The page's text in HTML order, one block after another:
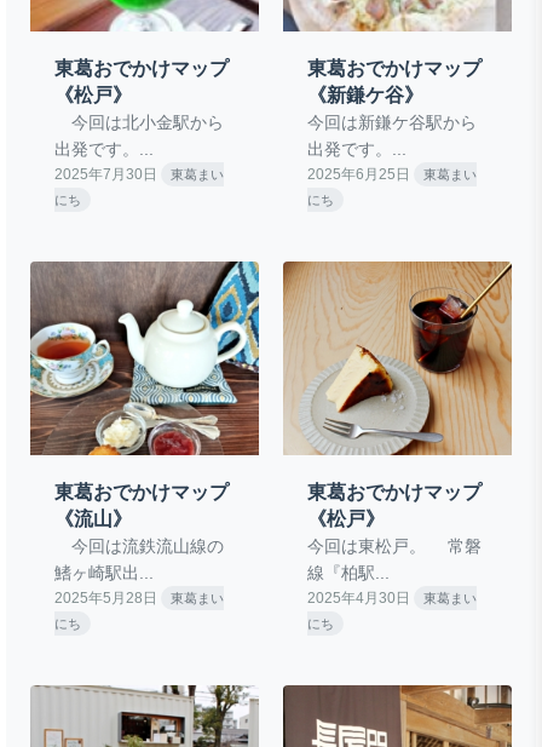
東葛おでかけマップ
《松戸》
今回は北小金駅から
出発です。...
2025年7月30日
東葛まい
にち
東葛おでかけマップ
《新鎌ケ谷》
今回は新鎌ケ谷駅から
出発です。...
2025年6月25日
東葛まい
にち
東葛おでかけマップ
《流山》
今回は流鉄流山線の
鰭ヶ崎駅出...
2025年5月28日
東葛まい
にち
東葛おでかけマップ
《松戸》
今回は東松戸。 常磐
線『柏駅...
2025年4月30日
東葛まい
にち